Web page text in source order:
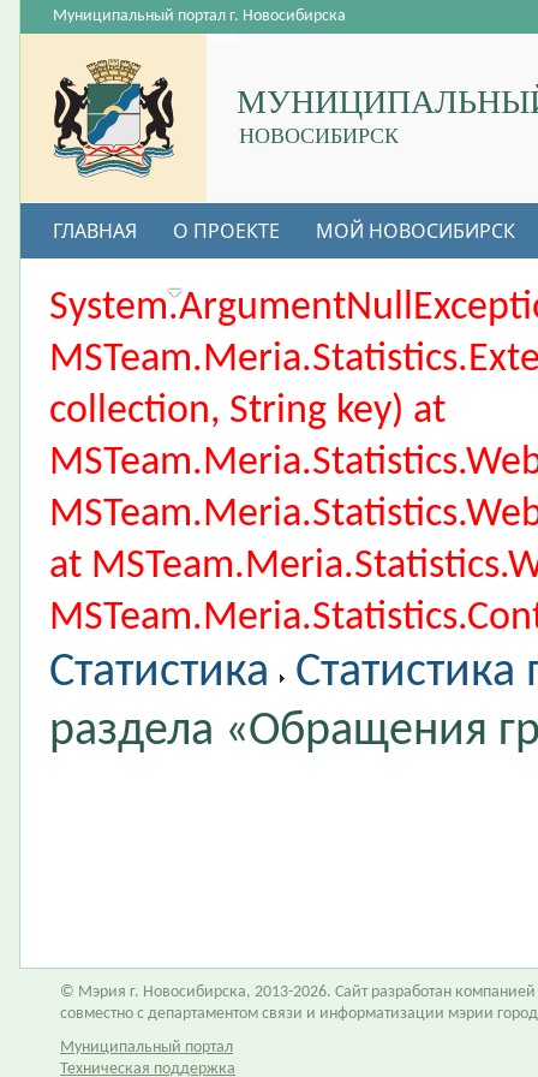
НОВОСИБИРСК
Муниципальный портал г. Новосибирска
ГЛАВНАЯ О ПРОЕКТЕ МОЙ НОВОСИБИРСК
ВАКАНСИИ
collection, String key) at
at
Статистика
раздела «Обращения
© Мэрия г. Новосибирска, 2013-2026. Сайт разработан компанией
совместно с департаментом связи и информатизации мэрии
Муниципальный портал
Техническая поддержка